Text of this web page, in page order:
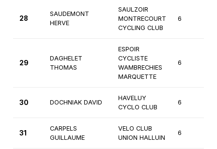
28
SAUDEMONT
HERVE
SAULZOIR
MONTRECOURT
CYCLING CLUB
6
29
DAGHELET
THOMAS
ESPOIR
CYCLISTE
WAMBRECHIES
MARQUETTE
6
30 DOCHNIAK DAVID
HAVELUY
CYCLO CLUB
6
31
CARPELS
GUILLAUME
VELO CLUB
UNION HALLUIN
6